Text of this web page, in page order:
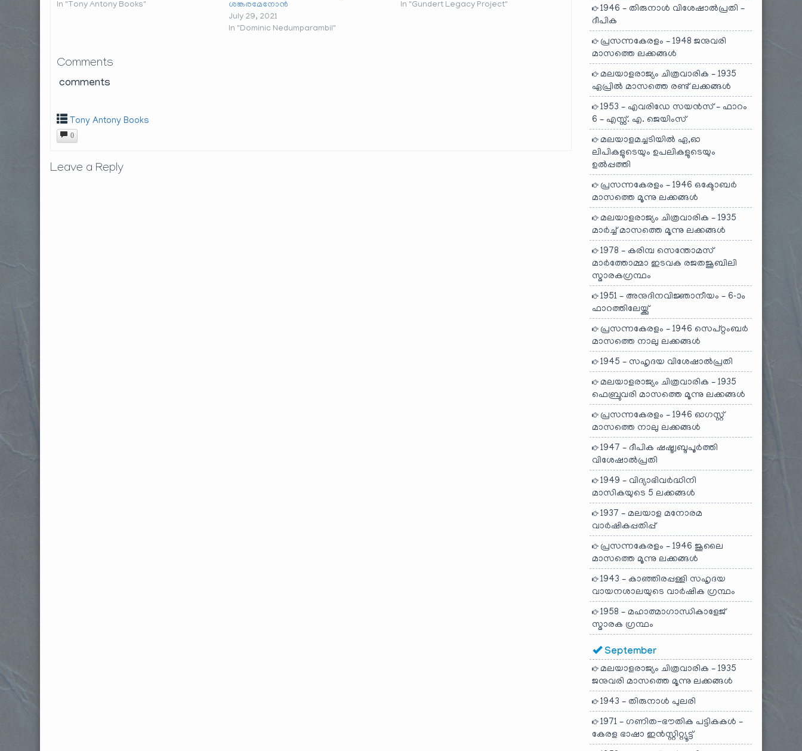
In "Tony Antony Books"
ശങ്കരമേനോൻ
July 29, 2021
In "Dominic Nedumparambil"
In "Gundert Legacy Project"
Comments
comments
Tony Antony Books
0
Leave a Reply
1946 – തിരുനാൾ വിശേഷാൽപ്രതി –
ദീപിക
പ്രസന്നകേരളം – 1948 ജനുവരി
മാസത്തെ ലക്കങ്ങൾ
മലയാളരാജ്യം ചിത്രവാരിക – 1935
ഏപ്രിൽ മാസത്തെ രണ്ട് ലക്കങ്ങൾ
1953 – എവരിഡേ സയൻസ് – ഫാറം
6 – എസ്സ്. എ. ജെയിംസ്
മലയാളമച്ചടിയിൽ ഏ,ഓ
ലിപികളുടെയും ഉപലികളുടെയും
ഉൽപ്പത്തി
പ്രസന്നകേരളം – 1946 ഒക്ടോബർ
മാസത്തെ മൂന്നു ലക്കങ്ങൾ
മലയാളരാജ്യം ചിത്രവാരിക – 1935
മാർച്ച് മാസത്തെ മൂന്നു ലക്കങ്ങൾ
1978 – കരിമ്പ സെന്തോമസ്
മാർത്തോമ്മാ ഇടവക രജതജൂബിലി
സ്മാരകഗ്രന്ഥം
1951 – അനുദിനവിജ്ഞാനീയം – 6-ാം
ഫാറത്തിലേയ്ക്കു്
പ്രസന്നകേരളം – 1946 സെപ്റ്റംബർ
മാസത്തെ നാലു ലക്കങ്ങൾ
1945 – സഹൃദയ വിശേഷാൽപ്രതി
മലയാളരാജ്യം ചിത്രവാരിക – 1935
ഫെബ്രുവരി മാസത്തെ മൂന്നു ലക്കങ്ങൾ
പ്രസന്നകേരളം – 1946 ഓഗസ്റ്റ്
മാസത്തെ നാലു ലക്കങ്ങൾ
1947 – ദീപിക ഷഷ്ട്വബ്ദപൂർത്തി
വിശേഷാൽപ്രതി
1949 – വിദ്യാഭിവർദ്ധിനി
മാസികയുടെ 5 ലക്കങ്ങൾ
1937 – മലയാള മനോരമ
വാർഷികപ്പതിപ്പ്
പ്രസന്നകേരളം – 1946 ജൂലൈ
മാസത്തെ മൂന്നു ലക്കങ്ങൾ
1943 – കാഞ്ഞിരപ്പള്ളി സഹൃദയ
വായനശാലയുടെ വാർഷിക ഗ്രന്ഥം
1958 – മഹാത്മാഗാന്ധികാളേജ്
സ്മാരക ഗ്രന്ഥം
September
മലയാളരാജ്യം ചിത്രവാരിക – 1935
ജനുവരി മാസത്തെ മൂന്നു ലക്കങ്ങൾ
1943 – തിരുനാൾ പുലരി
1971 – ഗണിത-ഭൗതിക പട്ടികകൾ –
കേരള ഭാഷാ ഇൻസ്റ്റിറ്റ്യൂട്ട്